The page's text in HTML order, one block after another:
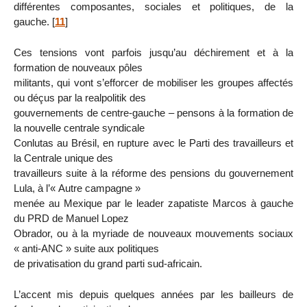
différentes composantes, sociales et politiques, de la
gauche. [11]
Ces tensions vont parfois jusqu’au déchirement et à la
formation de nouveaux pôles
militants, qui vont s’efforcer de mobiliser les groupes affectés
ou déçus par la realpolitik des
gouvernements de centre-gauche – pensons à la formation de
la nouvelle centrale syndicale
Conlutas au Brésil, en rupture avec le Parti des travailleurs et
la Centrale unique des
travailleurs suite à la réforme des pensions du gouvernement
Lula, à l’« Autre campagne »
menée au Mexique par le leader zapatiste Marcos à gauche
du PRD de Manuel Lopez
Obrador, ou à la myriade de nouveaux mouvements sociaux
« anti-ANC » suite aux politiques
de privatisation du grand parti sud-africain.
L’accent mis depuis quelques années par les bailleurs de